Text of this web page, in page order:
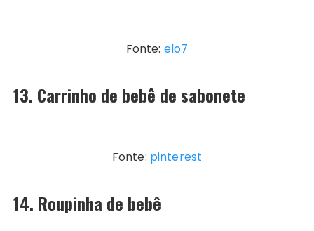
Fonte: elo7
13. Carrinho de bebê de sabonete
Fonte: pinterest
14. Roupinha de bebê